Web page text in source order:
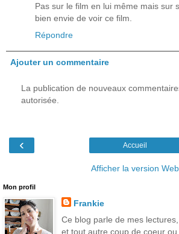
Pas sur le film en lui même mais sur
bien envie de voir ce film.
Répondre
Ajouter un commentaire
La publication de nouveaux
autorisée.
‹ Accueil
Afficher la version Web
Mon profil
Frankie
Ce blog parle de mes
et tout autre coup de coeur